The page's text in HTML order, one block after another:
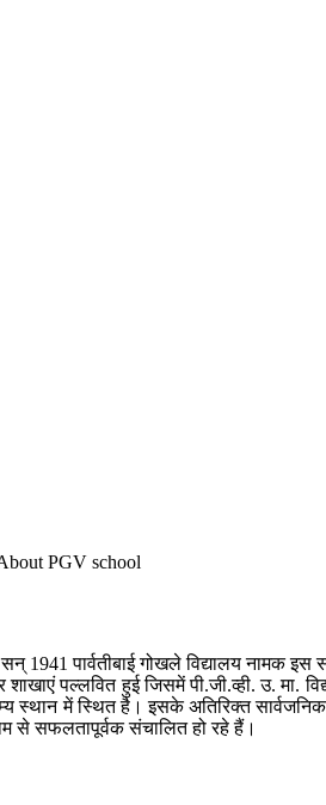
पार्वतीबाई गोखले विद्यालय नामक
पल्लवित हुई जिसमें पी.जी.व्ही. उ.
में स्थित है। इसके अतिरिक्त सार्वजनिक
नाम से सफलतापूर्वक संचालित हो रहे हैं।